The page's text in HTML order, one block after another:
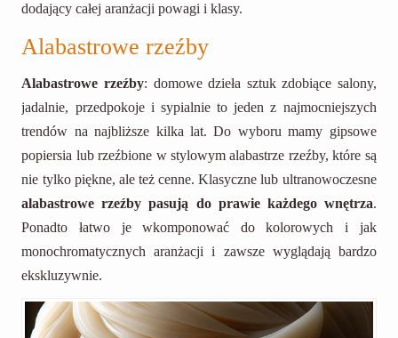
dodający całej aranżacji powagi i klasy.
Alabastrowe rzeźby
Alabastrowe rzeźby: domowe dzieła sztuk zdobiące salony,
jadalnie, przedpokoje i sypialnie to jeden z najmocniejszych
trendów na najbliższe kilka lat. Do wyboru mamy gipsowe
popiersia lub rzeźbione w stylowym alabastrze rzeźby, które są
nie tylko piękne, ale też cenne. Klasyczne lub ultranowoczesne
alabastrowe rzeźby pasują do prawie każdego wnętrza.
Ponadto łatwo je wkomponować do kolorowych i jak
monochromatycznych aranżacji i zawsze wyglądają bardzo
ekskluzywnie.